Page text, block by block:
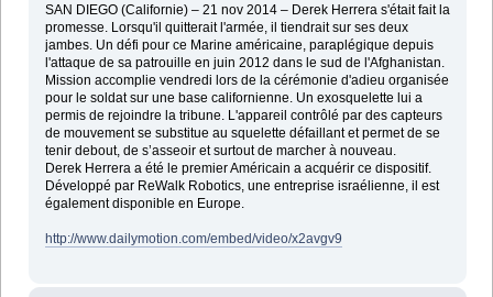
SAN DIEGO (Californie) – 21 nov 2014 – Derek Herrera s'était fait la
promesse. Lorsqu'il quitterait l'armée, il tiendrait sur ses deux
jambes. Un défi pour ce Marine américaine, paraplégique depuis
l'attaque de sa patrouille en juin 2012 dans le sud de l'Afghanistan.
Mission accomplie vendredi lors de la cérémonie d'adieu organisée
pour le soldat sur une base californienne. Un exosquelette lui a
permis de rejoindre la tribune. L'appareil contrôlé par des capteurs
de mouvement se substitue au squelette défaillant et permet de se
tenir debout, de s’asseoir et surtout de marcher à nouveau.
Derek Herrera a été le premier Américain a acquérir ce dispositif.
Développé par ReWalk Robotics, une entreprise israélienne, il est
également disponible en Europe.
http://www.dailymotion.com/embed/video/x2avgv9